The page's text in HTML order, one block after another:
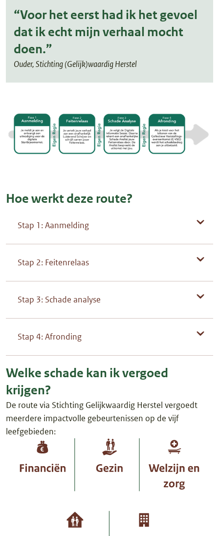
“Voor het eerst had ik het gevoel
dat ik echt mijn verhaal mocht
doen.”
Ouder, Stichting (Gelijk)waardig Herstel
Hoe werkt deze route?
Stap 1: Aanmelding
Stap 2: Feitenrelaas
Stap 3: Schade analyse
Stap 4: Afronding
Welke schade kan ik vergoed
krijgen?
De route via Stichting Gelijkwaardig Herstel vergoedt
meerdere impactvolle gebeurtenissen op de vijf
leefgebieden: